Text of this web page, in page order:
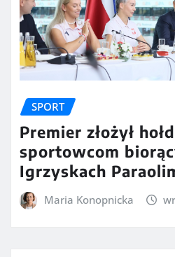
SPORT
Premier złożył
sportowcom
Igrzyskach
Maria Konopnicka